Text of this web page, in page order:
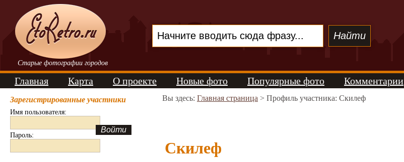
Старые фотографии городов
Главная Карта О проекте Новые фото Популярные фото Комментарии
Зарегистрированные участники
Имя пользователя:
Пароль:
Вы здесь: Главная страница > Профиль участника: Скилеф
Скилеф